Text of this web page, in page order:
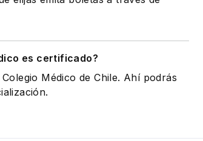
es certificado?
Médico de Chile. Ahí podrás